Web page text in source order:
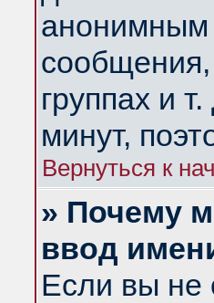
анонимным
группах и
минут,
Вернуться к
» Почему
ввод
Если вы не